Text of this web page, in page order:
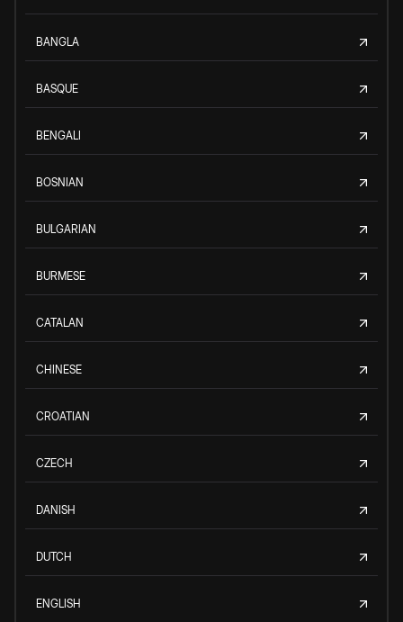
BANGLA
BASQUE
BENGALI
BOSNIAN
BULGARIAN
BURMESE
CATALAN
CHINESE
CROATIAN
CZECH
DANISH
DUTCH
ENGLISH